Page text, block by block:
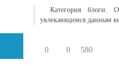
Категория блоги.
увлекающимся данным
0 0 580